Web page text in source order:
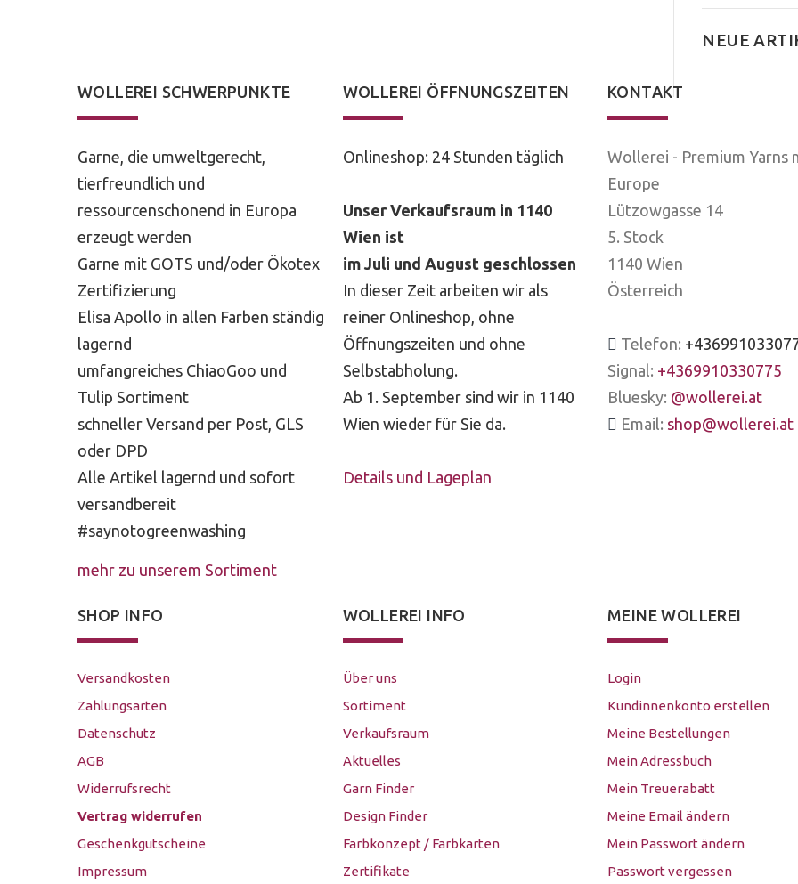
NEUE
WOLLEREI SCHWERPUNKTE
Garne, die umweltgerecht,
tierfreundlich und
ressourcenschonend in Europa
erzeugt werden
Garne mit GOTS und/oder Ökotex
Zertifizierung
Elisa Apollo in allen Farben ständig
lagernd
umfangreiches ChiaoGoo und
Tulip Sortiment
schneller Versand per Post, GLS
oder DPD
Alle Artikel lagernd und sofort
versandbereit
#saynotogreenwashing
mehr zu unserem Sortiment
WOLLEREI ÖFFNUNGSZEITEN
Onlineshop: 24 Stunden täglich
Unser Verkaufsraum in 1140
Wien ist
im Juli und August geschlossen
In dieser Zeit arbeiten wir als
reiner Onlineshop, ohne
Öffnungszeiten und ohne
Selbstabholung.
Ab 1. September sind wir in 1140
Wien wieder für Sie da.
Details und Lageplan
KONTAKT
Wollerei - Premium Yarns
Europe
Lützowgasse 14
5. Stock
1140 Wien
Österreich
Telefon:
Signal: +4369910330775
Bluesky: @wollerei.at
Email: shop@wollerei.at
SHOP INFO
Versandkosten
Zahlungsarten
Datenschutz
AGB
Widerrufsrecht
Vertrag widerrufen
Geschenkgutscheine
Impressum
WOLLEREI INFO
Über uns
Sortiment
Verkaufsraum
Aktuelles
Garn Finder
Design Finder
Farbkonzept / Farbkarten
Zertifikate
MEINE WOLLEREI
Login
Kundinnenkonto erstellen
Meine Bestellungen
Mein Adressbuch
Mein Treuerabatt
Meine Email ändern
Mein Passwort ändern
Passwort vergessen